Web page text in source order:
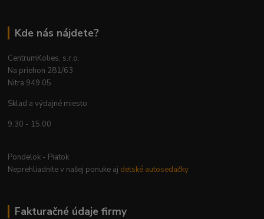
Kde nás nájdete?
CentrumKolies, s.r.o.
Na priehon 281/63
Nitra 949 05
Sklad a výdajné miesto
9.30 - 15.00
Pondelok - Piatok
Neprehliadnite v našej ponuke aj detské autosedačky
Fakturačné údaje firmy